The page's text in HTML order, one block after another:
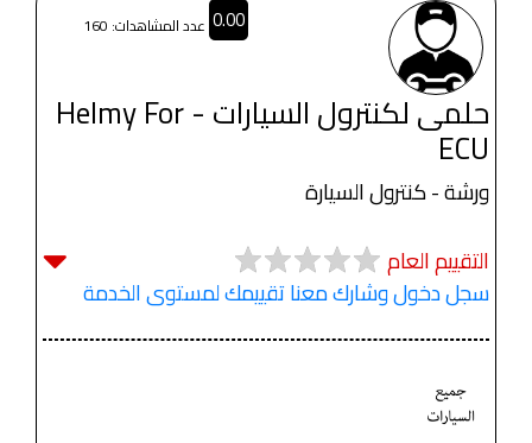
حلمى لكنترول السيارات - Helmy For
ECU
ورشة - كنترول السيارة
التقييم العام
سجل دخول وشارك معنا تقييمك لمستوى الخدمة
0.00 عدد المشاهدات: 160